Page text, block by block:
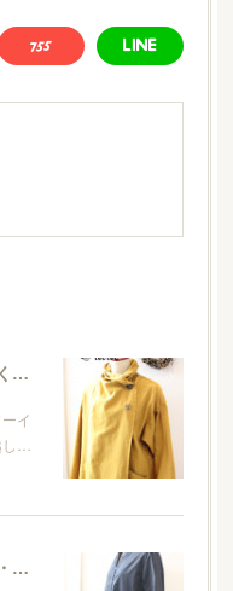
卒業制作【広島洋裁教室・てくてくソーイング】
イ
…
服作りは難しい？【広島洋裁教室・てくてくソーイング】